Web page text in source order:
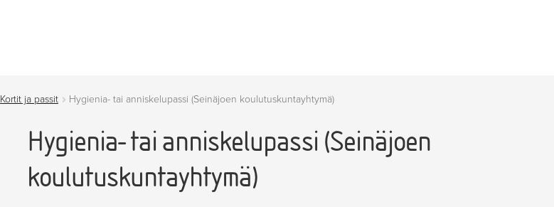
Kortit ja passit Hygienia- tai anniskelupassi (Seinäjoen koulutuskuntayhtymä)
Hygienia- tai anniskelupassi (Seinäjoen
koulutuskuntayhtymä)